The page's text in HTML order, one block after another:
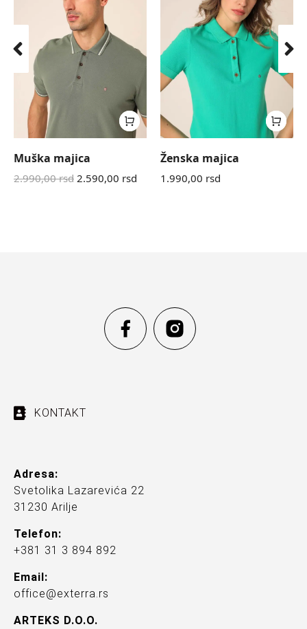
Muška majica
2.990,00rsd 2.590,00 rsd
Ženska majica
1.990,00 rsd
KONTAKT
Adresa:
Svetolika Lazarevića 22
31230 Arilje
Telefon:
+381 31 3 894 892
Email:
office@exterra.rs
ARTEKS D.O.O.